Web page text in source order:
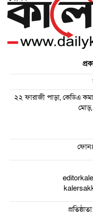
২২ ফারাজী পাড়া, কেডিএ
মোড়,